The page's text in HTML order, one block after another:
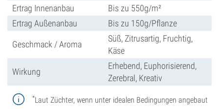
Ertrag Innenanbau
Bis zu 550g/m²
Ertrag Außenanbau
Bis zu 150g/Pflanze
Geschmack / Aroma
Süß, Zitrusartig, Fruchtig,
Käse
Wirkung
Erhebend, Euphorisierend,
Zerebral, Kreativ
*Laut Züchter, wenn unter idealen Bedingungen angebaut